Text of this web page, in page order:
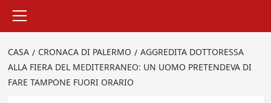
principale
CASA CRONACA DI PALERMO
AGGREDITA DOTTORESSA
ALLA FIERA DEL MEDITERRANEO: UN UOMO PRETENDEVA DI
FARE TAMPONE FUORI ORARIO